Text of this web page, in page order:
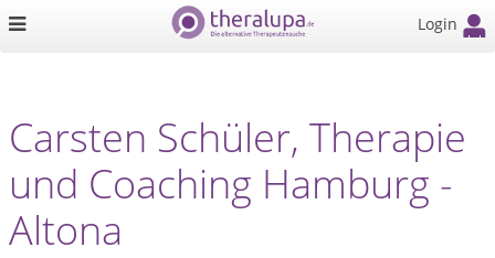
Login
Carsten Schüler, Therapie
und Coaching Hamburg -
Altona